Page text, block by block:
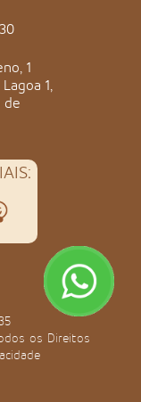
1
1,
de
os Direitos